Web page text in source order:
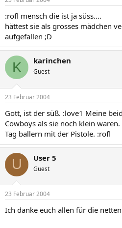
:rofl mensch die ist ja süss....
hättest sie als grosses mädchen
aufgefallen ;D
K karinchen
Guest
23 Februar 2004
Gott, ist der süß. :love1 Meine
Cowboys als sie noch klein
Tag ballern mit der Pistole. :rofl
U User 5
Guest
23 Februar 2004
Ich danke euch allen für die